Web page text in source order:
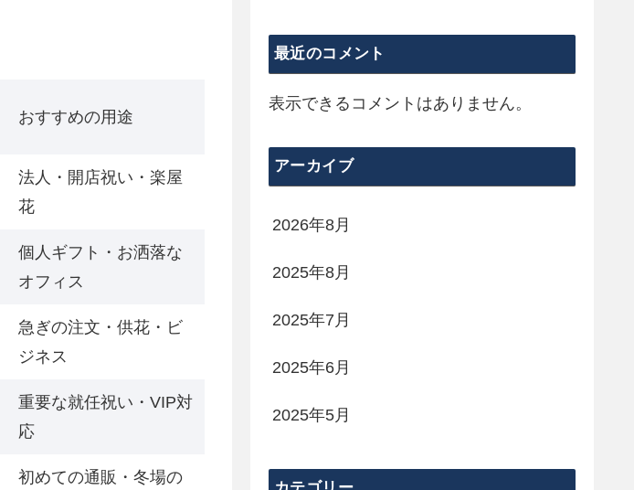
おすすめの用途
法人・開店祝い・楽屋
花
個人ギフト・お洒落な
オフィス
急ぎの注文・供花・ビ
ジネス
重要な就任祝い・VIP対
応
初めての通販・冬場の
最近のコメント
表示できるコメントはありません。
アーカイブ
2026年8月
2025年8月
2025年7月
2025年6月
2025年5月